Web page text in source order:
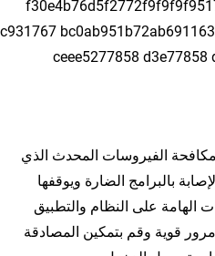
ceee5277858 d3e77858
الفيروسات المحدث الذي
بالبرامج الضارة ويوقفها
الهامة على النظام والتطبيق
قوية وقم بتمكين المصادقة